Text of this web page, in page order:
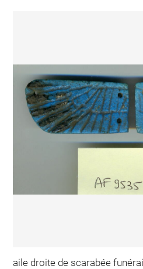
aile droite de scarabée